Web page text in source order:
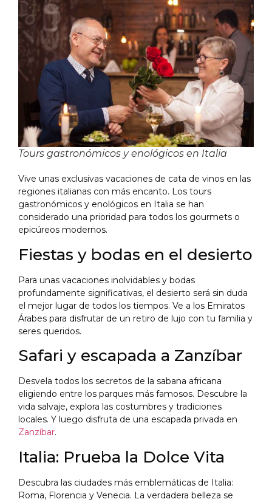
Tours gastronómicos y enológicos en Italia
Vive unas exclusivas vacaciones de cata de vinos en las
regiones italianas con más encanto. Los tours
gastronómicos y enológicos en Italia se han
considerado una prioridad para todos los gourmets o
epicúreos modernos.
Fiestas y bodas en el desierto
Para unas vacaciones inolvidables y bodas
profundamente significativas, el desierto será sin duda
el mejor lugar de todos los tiempos. Ve a los Emiratos
Árabes para disfrutar de un retiro de lujo con tu familia y
seres queridos.
Safari y escapada a Zanzíbar
Desvela todos los secretos de la sabana africana
eligiendo entre los parques más famosos. Descubre la
vida salvaje, explora las costumbres y tradiciones
locales. Y luego disfruta de una escapada privada en
Zanzíbar.
Italia: Prueba la Dolce Vita
Descubra las ciudades más emblemáticas de Italia:
Roma, Florencia y Venecia. La verdadera belleza se